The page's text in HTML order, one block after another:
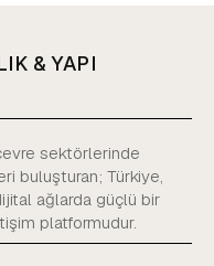
& YAPI
sektörlerinde
buluşturan; Türkiye,
ağlarda güçlü bir
platformudur.